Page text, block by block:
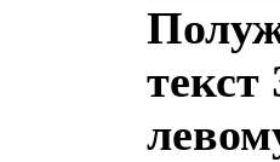
текст